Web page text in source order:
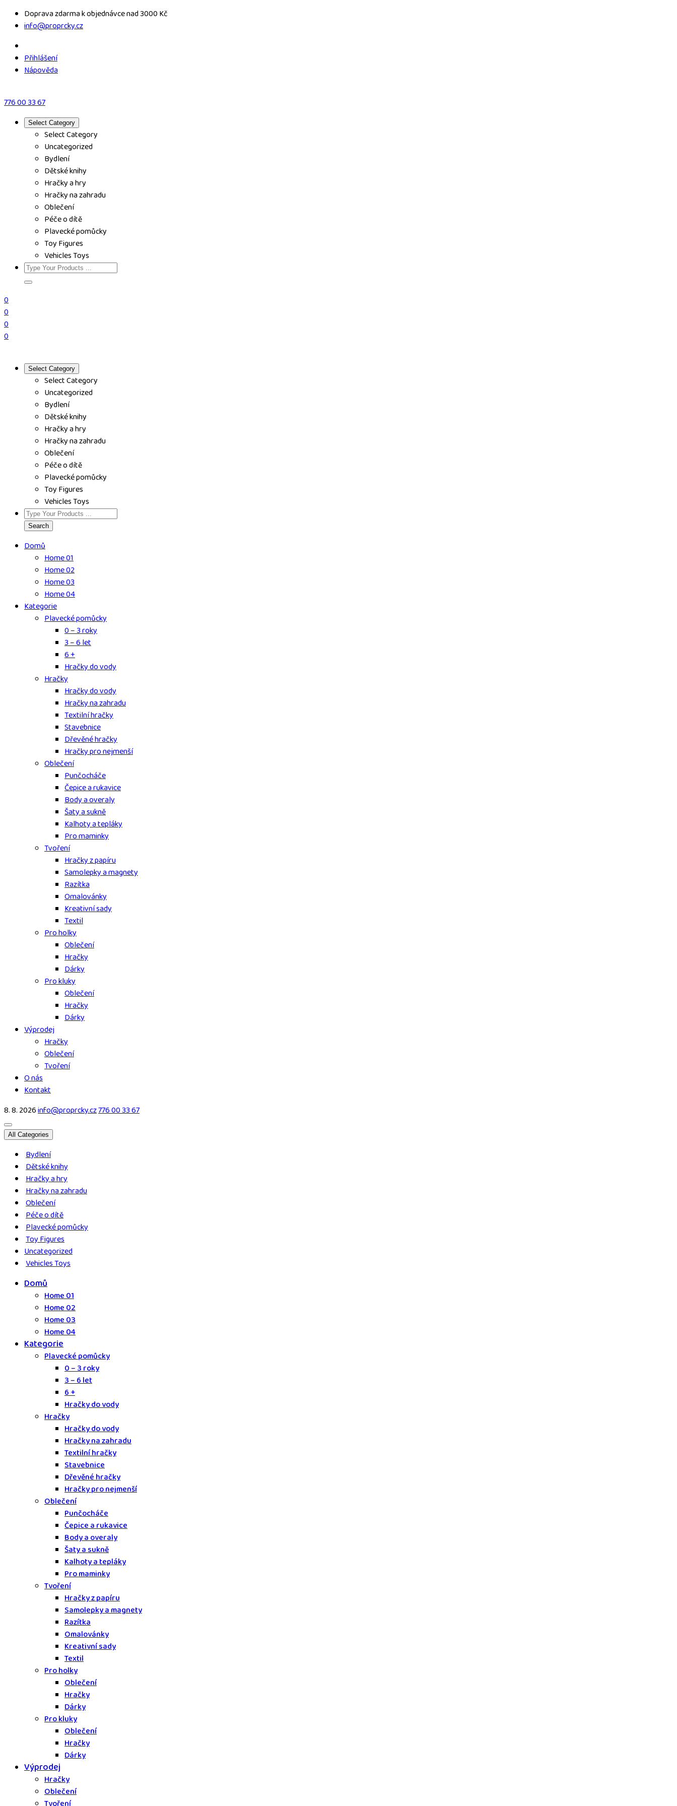
Skip
Doprava zdarma k objednávce nad 3000 Kč
info@proprcky.cz
Přihlášení
Nápověda
776 00 33 67
Select Category
Select Category
Uncategorized
Bydlení
Dětské knihy
Hračky a hry
Hračky na zahradu
Oblečení
Péče o dítě
Plavecké pomůcky
Toy Figures
Vehicles Toys
0
0
0
0
Select Category
Select Category
Uncategorized
Bydlení
Dětské knihy
Hračky a hry
Hračky na zahradu
Oblečení
Péče o dítě
Plavecké pomůcky
Toy Figures
Vehicles Toys
Search
Domů
Home 01
Home 02
Home 03
Home 04
Kategorie
Plavecké pomůcky
0 – 3 roky
3 – 6 let
6 +
Hračky do vody
Hračky
Hračky do vody
Hračky na zahradu
Textilní hračky
Stavebnice
Dřevěné hračky
Hračky pro nejmenší
Oblečení
Punčocháče
Čepice a rukavice
Body a overaly
Šaty a sukně
Kalhoty a tepláky
Pro maminky
Tvoření
Hračky z papíru
Samolepky a magnety
Razítka
Omalovánky
Kreativní sady
Textil
Pro holky
Oblečení
Hračky
Dárky
Pro kluky
Oblečení
Hračky
Dárky
Výprodej
Hračky
Oblečení
Tvoření
O nás
Kontakt
8. 8. 2026info@proprcky.cz776 00 33 67
All Categories
Bydlení
Dětské knihy
Hračky a hry
Hračky na zahradu
Oblečení
Péče o dítě
Plavecké pomůcky
Toy Figures
Uncategorized
Vehicles Toys
Domů
Home 01
Home 02
Home 03
Home 04
Kategorie
Plavecké pomůcky
0 – 3 roky
3 – 6 let
6 +
Hračky do vody
Hračky
Hračky do vody
Hračky na zahradu
Textilní hračky
Stavebnice
Dřevěné hračky
Hračky pro nejmenší
Oblečení
Punčocháče
Čepice a rukavice
Body a overaly
Šaty a sukně
Kalhoty a tepláky
Pro maminky
Tvoření
Hračky z papíru
Samolepky a magnety
Razítka
Omalovánky
Kreativní sady
Textil
Pro holky
Oblečení
Hračky
Dárky
Pro kluky
Oblečení
Hračky
Dárky
Výprodej
Hračky
Oblečení